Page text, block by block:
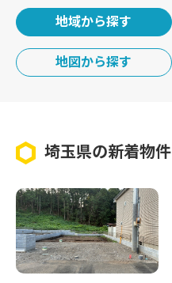
地域から探す
地図から探す
埼玉県の新着物件